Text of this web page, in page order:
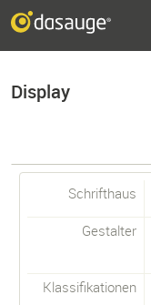
Display
Schrifthaus
Gestalter
Klassifikationen